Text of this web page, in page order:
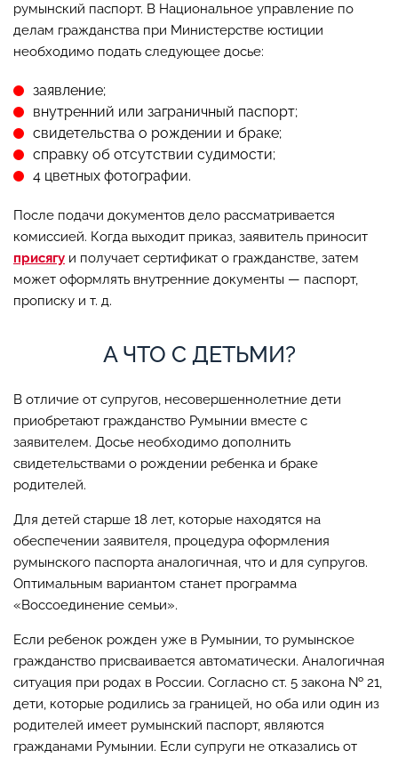
румынский паспорт. В Национальное управление по
делам гражданства при Министерстве юстиции
необходимо подать следующее досье:
заявление;
внутренний или заграничный паспорт;
свидетельства о рождении и браке;
справку об отсутствии судимости;
4 цветных фотографии.
После подачи документов дело рассматривается
комиссией. Когда выходит приказ, заявитель приносит
присягу и получает сертификат о гражданстве, затем
может оформлять внутренние документы — паспорт,
прописку и т. д.
А ЧТО С ДЕТЬМИ?
В отличие от супругов, несовершеннолетние дети
приобретают гражданство Румынии вместе с
заявителем. Досье необходимо дополнить
свидетельствами о рождении ребенка и браке
родителей.
Для детей старше 18 лет, которые находятся на
обеспечении заявителя, процедура оформления
румынского паспорта аналогичная, что и для супругов.
Оптимальным вариантом станет программа
«Воссоединение семьи».
Если ребенок рожден уже в Румынии, то румынское
гражданство присваивается автоматически. Аналогичная
ситуация при родах в России. Согласно ст. 5 закона № 21,
дети, которые родились за границей, но оба или один из
родителей имеет румынский паспорт, являются
гражданами Румынии. Если супруги не отказались от